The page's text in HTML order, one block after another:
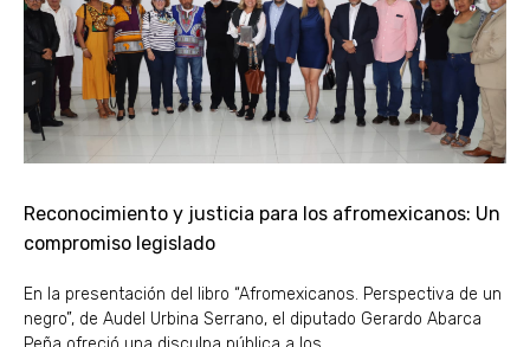
Reconocimiento y justicia para los afromexicanos: Un
compromiso legislado
En la presentación del libro “Afromexicanos. Perspectiva de un
negro”, de Audel Urbina Serrano, el diputado Gerardo Abarca